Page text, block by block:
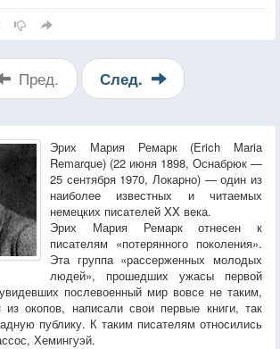
Пред. След.
Эрих Мария Ремарк (Erich Maria
Remarque) (22 июня 1898, Оснабрюк —
25 сентября 1970, Локарно) — один из
наиболее известных и читаемых
немецких писателей XX века.
Эрих Мария Ремарк отнесен к
писателям «потерянного поколения».
Эта группа «рассерженных молодых
людей», прошедших ужасы первой
послевоенный мир вовсе не таким,
окопов, написали свои первые книги, так
публику. К таким писателям относились
Хемингуэй.